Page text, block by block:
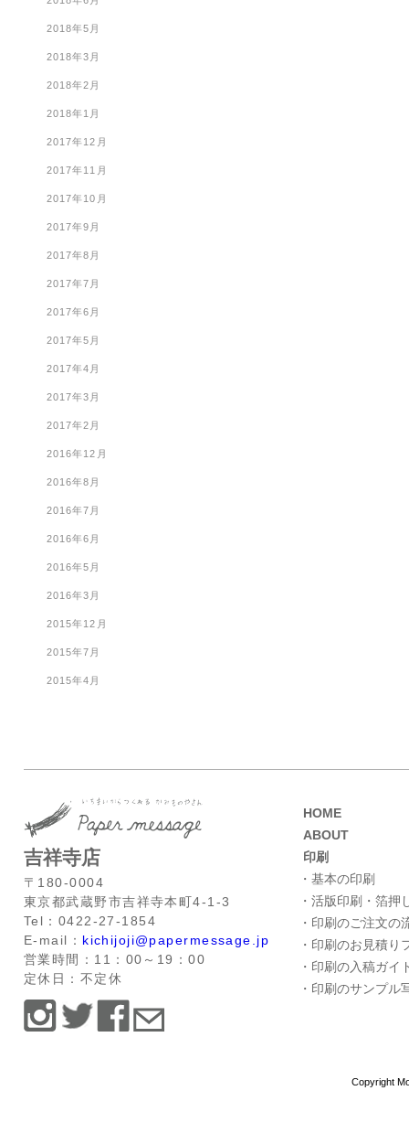
2018年5月
2018年3月
2018年2月
2018年1月
2017年12月
2017年11月
2017年10月
2017年9月
2017年8月
2017年7月
2017年6月
2017年5月
2017年4月
2017年3月
2017年2月
2016年12月
2016年8月
2016年7月
2016年6月
2016年5月
2016年3月
2015年12月
2015年7月
2015年4月
吉祥寺店
〒180-0004
東京都武蔵野市吉祥寺本町4-1-3
Tel：0422-27-1854
E-mail： kichijoji@papermessage.jp
営業時間：11：00～19：00
定休日：不定休
HOME
ABOUT
印刷
・基本の印刷
・活版印刷・箔押
・印刷のご注文の
・印刷のお見積り
・印刷の入稿ガイ
・印刷のサンプル
Copyright